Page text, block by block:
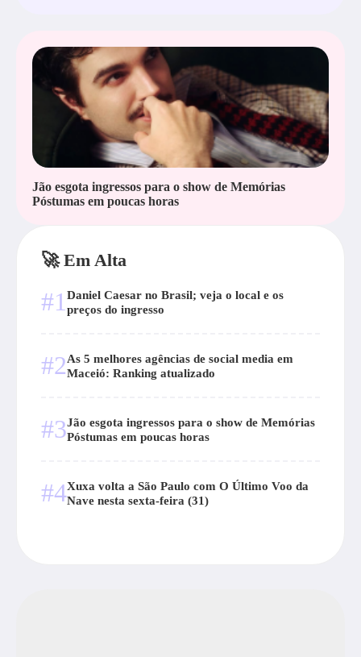
Jão esgota ingressos para o show de Memórias
Póstumas em poucas horas
🚀 Em Alta
#1 Daniel Caesar no Brasil; veja o local e os
preços do ingresso
#2As 5 melhores agências de social media em
Maceió: Ranking atualizado
#3Jão esgota ingressos para o show de Memórias
Póstumas em poucas horas
#4Xuxa volta a São Paulo com O Último Voo da
Nave nesta sexta-feira (31)